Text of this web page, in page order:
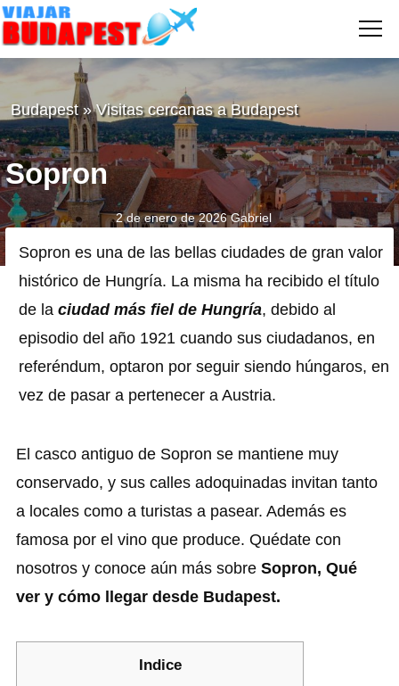
A
BUDAPEST
Budapest »Visitas cercanas a Budapest
Sopron
2 de enero de 2026 Gabriel
Sopron es una de las bellas ciudades de gran valor
histórico de Hungría. La misma ha recibido el título
de la ciudad más fiel de Hungría, debido al
episodio del año 1921 cuando sus ciudadanos, en
referéndum, optaron por seguir siendo húngaros, en
vez de pasar a pertenecer a Austria.
El casco antiguo de Sopron se mantiene muy
conservado, y sus calles adoquinadas invitan tanto
a locales como a turistas a pasear. Además es
famosa por el vino que produce. Quédate con
nosotros y conoce aún más sobre Sopron, Qué
ver y cómo llegar desde Budapest.
Indice